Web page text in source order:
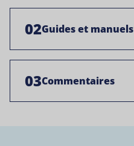
02Guides et manuels
03Commentaires